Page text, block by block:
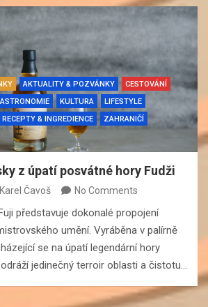
AKTUALITY & POZVÁNKY
CESTOVÁNÍ
KULTURA
LIFESTYLE
RECEPTY & INGREDIENCE
ZAHRANIČÍ
z úpatí posvátné hory Fudži
Karel Čavoš No Comments
představuje dokonalé propojení
umění. Vyráběna v palírně
se na úpatí legendární hory
jedinečný terroir oblasti a čistotu…